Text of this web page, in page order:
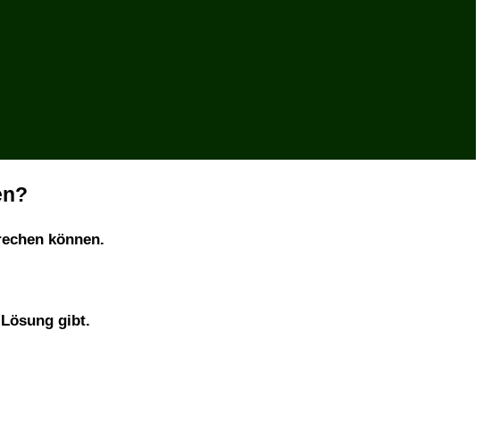
können.
gibt.